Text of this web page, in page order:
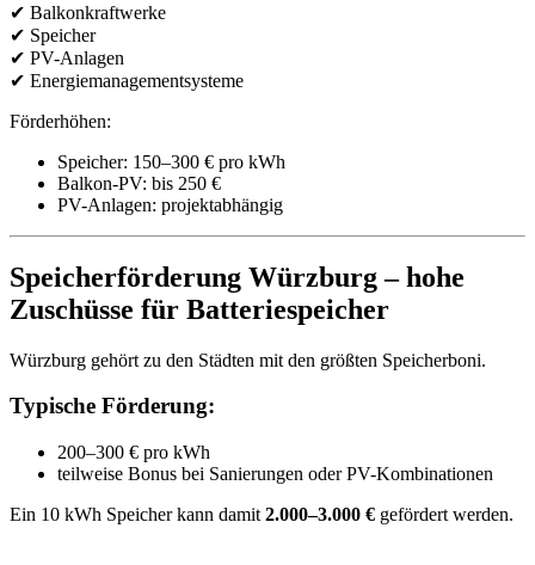
✔ Balkonkraftwerke
✔ Speicher
✔ PV-Anlagen
✔ Energiemanagementsysteme
Förderhöhen:
Speicher: 150–300 € pro kWh
Balkon-PV: bis 250 €
PV-Anlagen: projektabhängig
Speicherförderung Würzburg – hohe
Zuschüsse für Batteriespeicher
Würzburg gehört zu den Städten mit den größten Speicherboni.
Typische Förderung:
200–300 € pro kWh
teilweise Bonus bei Sanierungen oder PV-Kombinationen
Ein 10 kWh Speicher kann damit 2.000–3.000 € gefördert werden.